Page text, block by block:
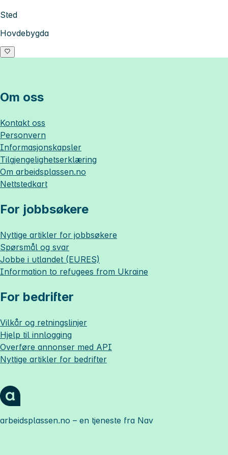
Sted
Hovdebygda
Om oss
Kontakt oss
Personvern
Informasjonskapsler
Tilgjengelighetserklæring
Om arbeidsplassen.no
Nettstedkart
For jobbsøkere
Nyttige artikler for jobbsøkere
Spørsmål og svar
Jobbe i utlandet (EURES)
Information to refugees from Ukraine
For bedrifter
Vilkår og retningslinjer
Hjelp til innlogging
Overføre annonser med API
Nyttige artikler for bedrifter
arbeidsplassen.no – en tjeneste fra Nav